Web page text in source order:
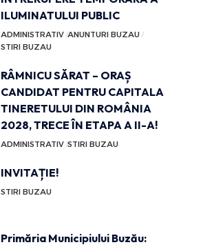
ILUMINATULUI PUBLIC
ADMINISTRATIV ANUNTURI BUZAU
STIRI BUZAU
RÂMNICU SĂRAT – ORAȘ
CANDIDAT PENTRU CAPITALA
TINERETULUI DIN ROMÂNIA
2028, TRECE ÎN ETAPA A II-A!
ADMINISTRATIV STIRI BUZAU
INVITAȚIE!
STIRI BUZAU
Primăria Municipiului Buzău: